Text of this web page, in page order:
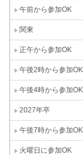
午前から参加OK
関東
正午から参加OK
午後2時から参加OK
午後4時から参加OK
2027年卒
午後7時から参加OK
火曜日に参加OK